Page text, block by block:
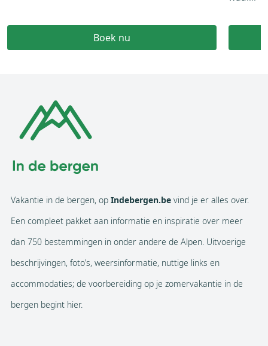
Boek nu
Vakantie in de bergen, op Indebergen.be vind je er alles over.
Een compleet pakket aan informatie en inspiratie over meer
dan 750 bestemmingen in onder andere de Alpen. Uitvoerige
beschrijvingen, foto’s, weersinformatie, nuttige links en
accommodaties; de voorbereiding op je zomervakantie in de
bergen begint hier.